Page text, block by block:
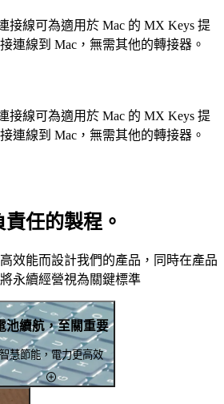
接線可為適用於 Mac 的 MX Keys 提
連線到 Mac，無需其他的轉接器。
接線可為適用於 Mac 的 MX Keys 提
連線到 Mac，無需其他的轉接器。
任的製程。
效能而設計我們的產品，同時在產品
永續經營視為關鍵標準
池續航，至關重要
智慧節能，電力更高效